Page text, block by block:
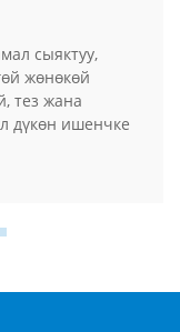
сыяктуу,
жөнөкөй
тез жана
дүкөн ишенчке